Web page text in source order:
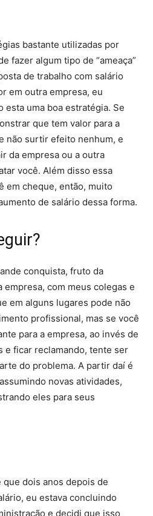
bastante utilizadas por
fazer algum tipo de “ameaça”
de trabalho com salário
em outra empresa, eu
esta uma boa estratégia. Se
que tem valor para a
não surtir efeito nenhum, e
da empresa ou a outra
você. Além disso essa
em cheque, então, muito
de salário dessa forma.
conquista, fruto da
empresa, com meus colegas e
em alguns lugares pode não
profissional, mas se você
para a empresa, ao invés de
e ficar reclamando, tente ser
do problema. A partir daí é
novas atividades,
eles para seus
dois anos depois de
eu estava concluindo
e decidi que isso